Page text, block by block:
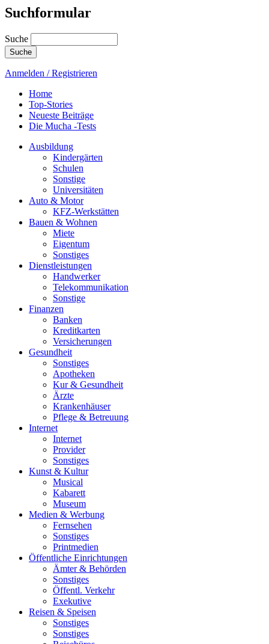
Suchformular
Suche
Anmelden / Registrieren
Home
Top-Stories
Neueste Beiträge
Die Mucha -Tests
Ausbildung
Kindergärten
Schulen
Sonstige
Universitäten
Auto & Motor
KFZ-Werkstätten
Bauen & Wohnen
Miete
Eigentum
Sonstiges
Dienstleistungen
Handwerker
Telekommunikation
Sonstige
Finanzen
Banken
Kreditkarten
Versicherungen
Gesundheit
Sonstiges
Apotheken
Kur & Gesundheit
Ärzte
Krankenhäuser
Pflege & Betreuung
Internet
Internet
Provider
Sonstiges
Kunst & Kultur
Musical
Kabarett
Museum
Medien & Werbung
Fernsehen
Sonstiges
Printmedien
Öffentliche Einrichtungen
Ämter & Behörden
Sonstiges
Öffentl. Verkehr
Exekutive
Reisen & Speisen
Sonstiges
Sonstiges